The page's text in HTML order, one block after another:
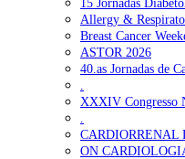
ULS de Coimbra estreia
apoio robótico em
Enfermeiros exigem
privada da ULS do
Ordem dos Médicos
a consultas e cirurgias 7
15 Jornadas
Allergy &
Breast Cancer
ASTOR 2026
40.as Jornadas de
.
XXXIV Congresso
.
CARDIORRENAL
ON